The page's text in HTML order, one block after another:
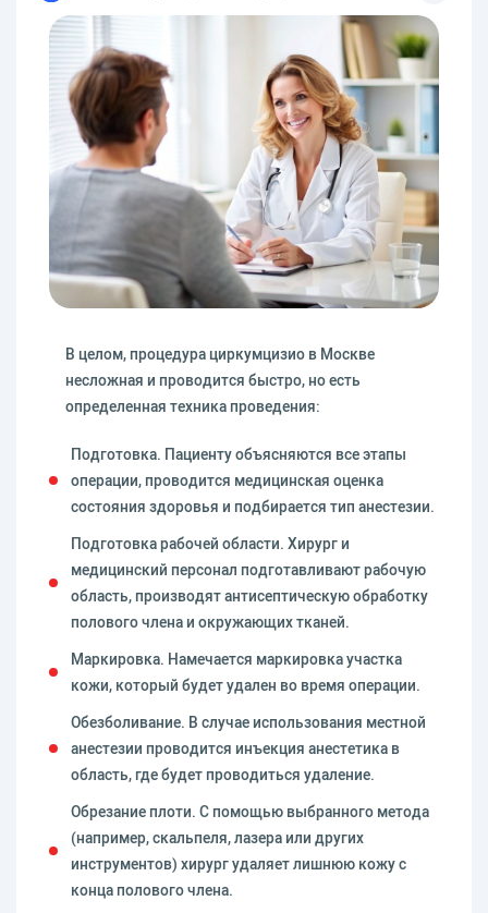
В целом, процедура циркумцизио в Москве
несложная и проводится быстро, но есть
определенная техника проведения:
Подготовка. Пациенту объясняются все этапы
операции, проводится медицинская оценка
состояния здоровья и подбирается тип анестезии.
Подготовка рабочей области. Хирург и
медицинский персонал подготавливают рабочую
область, производят антисептическую обработку
полового члена и окружающих тканей.
Маркировка. Намечается маркировка участка
кожи, который будет удален во время операции.
Обезболивание. В случае использования местной
анестезии проводится инъекция анестетика в
область, где будет проводиться удаление.
Обрезание плоти. С помощью выбранного метода
(например, скальпеля, лазера или других
инструментов) хирург удаляет лишнюю кожу с
конца полового члена.